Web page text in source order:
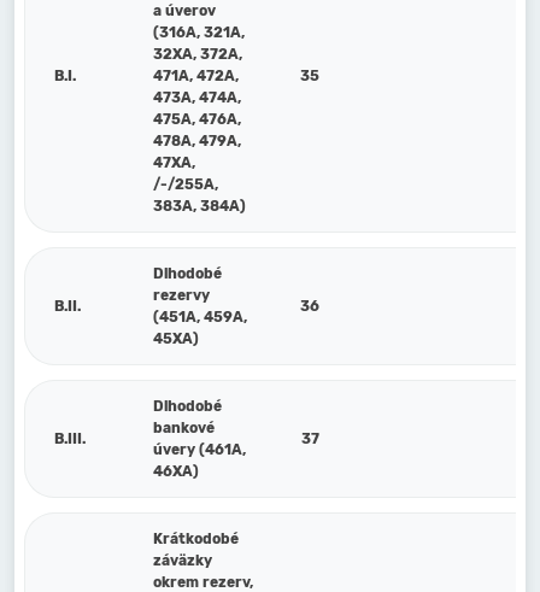
B.I.
a úverov
(316A, 321A,
32XA, 372A,
471A, 472A,
473A, 474A,
475A, 476A,
478A, 479A,
47XA,
/-/255A,
383A, 384A)
35
B.II.
Dlhodobé
rezervy
(451A, 459A,
45XA)
36
B.III.
Dlhodobé
bankové
úvery (461A,
46XA)
37
Krátkodobé
záväzky
okrem rezerv,